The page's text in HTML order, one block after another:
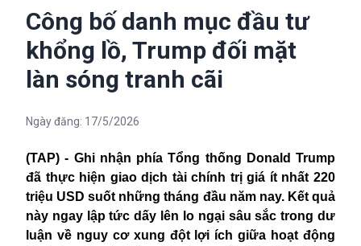
Công bố danh mục đầu tư
khổng lồ, Trump đối mặt
làn sóng tranh cãi
Ngày đăng: 17/5/2026
(TAP) - Ghi nhận phía Tổng thống Donald Trump
đã thực hiện giao dịch tài chính trị giá ít nhất 220
triệu USD suốt những tháng đầu năm nay. Kết quả
này ngay lập tức dấy lên lo ngại sâu sắc trong dư
luận về nguy cơ xung đột lợi ích giữa hoạt động